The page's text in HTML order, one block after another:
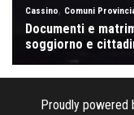
Proudly powered